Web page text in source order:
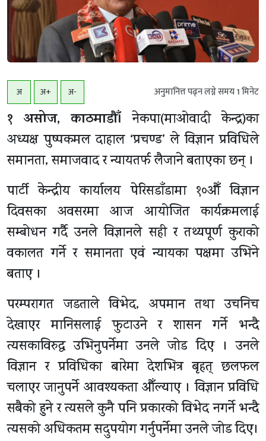
अ अ+ अ- अनुमानित्त पढ्न लग्ने समय1मिनेट
१ असोज, काठमाडाैँ। नेकपा(माओवादी केन्द्र)का
अध्यक्ष पुष्पकमल दाहाल ‘प्रचण्ड’ ले विज्ञान प्रविधिले
समानता, समाजवाद र न्यायतर्फ लैजाने बताएका छन् ।
पार्टी केन्द्रीय कार्यालय पेरिसडाँडामा १०औँ विज्ञान
दिवसका अवसरमा आज आयोजित कार्यक्रमलाई
सम्बोधन गर्दै उनले विज्ञानले सही र तथ्यपूर्ण कुराको
वकालत गर्ने र समानता एवं न्यायका पक्षमा उभिने
बताए ।
परम्परागत जडताले विभेद, अपमान तथा उचनिच
देखाएर मानिसलाई फुटाउने र शासन गर्ने भन्दै
त्यसकाविरुद्ध उभिनुपर्नेमा उनले जोड दिए । उनले
विज्ञान र प्रविधिका बारेमा देशभित्र बृहत् छलफल
चलाएर जानुपर्ने आवश्यकता औँल्याए । विज्ञान प्रविधि
सबैको हुने र त्यसले कुनै पनि प्रकारको विभेद नगर्ने भन्दै
त्यसको अधिकतम सदुपयोग गर्नुपर्नेमा उनले जोड दिए।